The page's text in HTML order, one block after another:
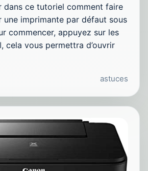
dans ce tutoriel comment faire
une imprimante par défaut sous
commencer, appuyez sur les
cela vous permettra d’ouvrir
astuces